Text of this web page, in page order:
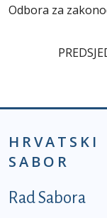
Odbora za
HRVATSKI
SABOR
Podnožje
Rad Sabora